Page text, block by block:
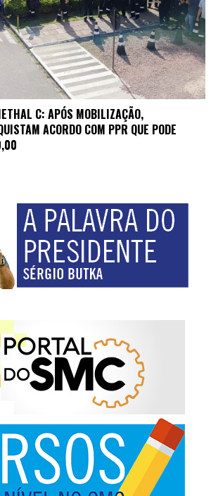
C: APÓS MOBILIZAÇÃO,
ACORDO COM PPR QUE PODE